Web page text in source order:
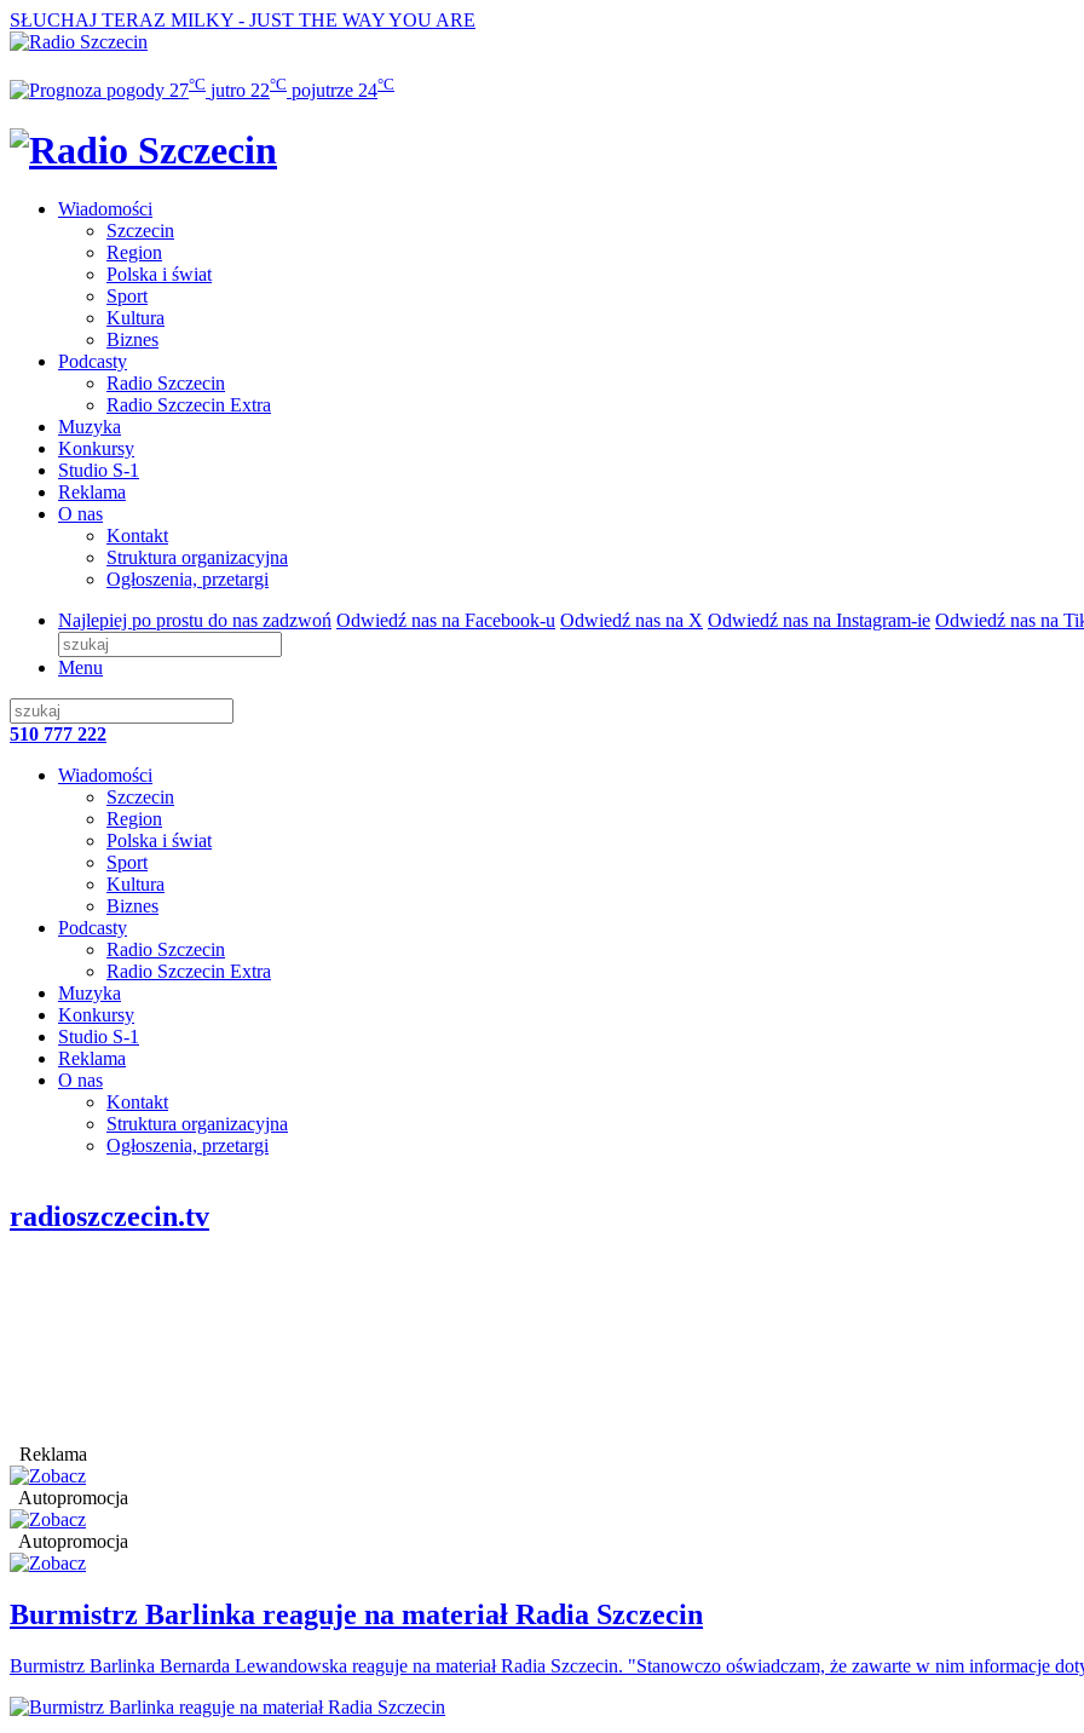
SŁUCHAJ TERAZ MILKY - JUST THE WAY YOU ARE
27°C jutro 22°C pojutrze 24°C
Wiadomości
Szczecin
Region
Polska i świat
Sport
Kultura
Biznes
Podcasty
Radio Szczecin
Radio Szczecin Extra
Muzyka
Konkursy
Studio S-1
Reklama
O nas
Kontakt
Struktura organizacyjna
Ogłoszenia, przetargi
Najlepiej po prostu do nas zadzwoń Odwiedź nas na Facebook-u Odwiedź nas na X Odwiedź nas na Instagram-ie Odwiedź nas na
Menu
510 777 222
Wiadomości
Szczecin
Region
Polska i świat
Sport
Kultura
Biznes
Podcasty
Radio Szczecin
Radio Szczecin Extra
Muzyka
Konkursy
Studio S-1
Reklama
O nas
Kontakt
Struktura organizacyjna
Ogłoszenia, przetargi
radioszczecin.tv
Reklama
Autopromocja
Autopromocja
Burmistrz Barlinka reaguje na materiał Radia Szczecin
Burmistrz Barlinka Bernarda Lewandowska reaguje na materiał Radia Szczecin. "Stanowczo oświadczam, że zawarte w nim informacje